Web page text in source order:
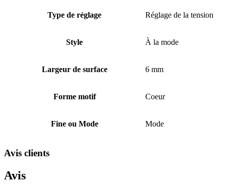
Type de réglage Réglage de la tension
Style À la mode
Largeur de surface 6 mm
Forme motif Coeur
Fine ou Mode Mode
Avis clients
Avis